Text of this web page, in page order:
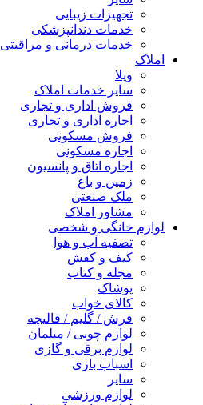
تجهیزات زیبایی
خدمات دندانپزشکی
خدمات درمانی و مراقبتی
املاک
ویلا
سایر خدمات املاک
فروش اداری و تجاری
اجاره اداری و تجاری
فروش مسکونی
اجاره مسکونی
اجاره اتاق و پانسیون
زمین و باغ
ملک صنعتی
مشاور املاک
لوازم خانگی و شخصی
تصفیه آب و هوا
کیف و کفش
مجله و کتاب
پوشاک
کالای خواب
فرش / گلیم / قالیچه
لوازم چوبی / مبلمان
لوازم برقی و گازی
اسباب بازی
سایر
لوازم ورزشی